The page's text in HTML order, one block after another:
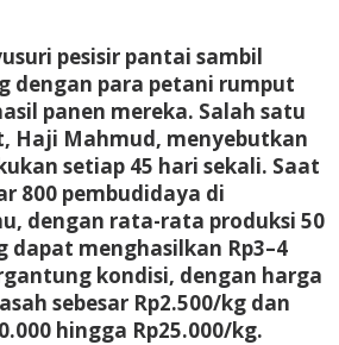
pesisir pantai sambil
dengan para petani rumput
panen mereka. Salah satu
Haji Mahmud, menyebutkan
setiap 45 hari sekali. Saat
800 pembudidaya di
dengan rata-rata produksi 50
dapat menghasilkan Rp3–4
kondisi, dengan harga
sebesar Rp2.500/kg dan
hingga Rp25.000/kg.